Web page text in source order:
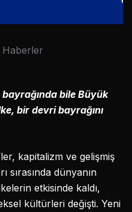
Haberler
bile Büyük
bir devri bayrağını
kapitalizm ve gelişmiş
sırasında dünyanın
etkisinde kaldı,
kültürleri değişti. Yeni